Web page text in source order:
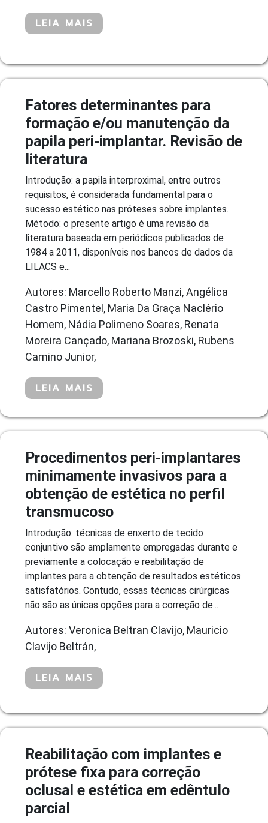
LEIA MAIS
Fatores determinantes para
formação e/ou manutenção da
papila peri-implantar. Revisão de
literatura
Introdução: a papila interproximal, entre outros
requisitos, é considerada fundamental para o
sucesso estético nas próteses sobre implantes.
Método: o presente artigo é uma revisão da
literatura baseada em periódicos publicados de
1984 a 2011, disponíveis nos bancos de dados da
LILACS e...
Autores: Marcello Roberto Manzi, Angélica
Castro Pimentel, Maria Da Graça Naclério
Homem, Nádia Polimeno Soares, Renata
Moreira Cançado, Mariana Brozoski, Rubens
Camino Junior,
LEIA MAIS
Procedimentos peri-implantares
minimamente invasivos para a
obtenção de estética no perfil
transmucoso
Introdução: técnicas de enxerto de tecido
conjuntivo são amplamente empregadas durante e
previamente a colocação e reabilitação de
implantes para a obtenção de resultados estéticos
satisfatórios. Contudo, essas técnicas cirúrgicas
não são as únicas opções para a correção de...
Autores: Veronica Beltran Clavijo, Mauricio
Clavijo Beltrán,
LEIA MAIS
Reabilitação com implantes e
prótese fixa para correção
oclusal e estética em edêntulo
parcial